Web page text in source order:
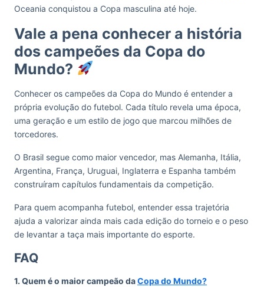
Oceania conquistou a Copa masculina até hoje.
Vale a pena conhecer a história
dos campeões da Copa do
Mundo?
Conhecer os campeões da Copa do Mundo é entender a
própria evolução do futebol. Cada título revela uma época,
uma geração e um estilo de jogo que marcou milhões de
torcedores.
O Brasil segue como maior vencedor, mas Alemanha, Itália,
Argentina, França, Uruguai, Inglaterra e Espanha também
construíram capítulos fundamentais da competição.
Para quem acompanha futebol, entender essa trajetória
ajuda a valorizar ainda mais cada edição do torneio e o peso
de levantar a taça mais importante do esporte.
FAQ
1. Quem é o maior campeão daCopa do Mundo?